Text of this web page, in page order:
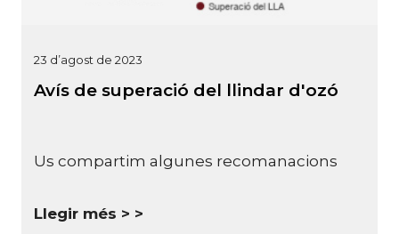
23 d’agost de 2023
Avís de superació del llindar d'ozó
Us compartim algunes recomanacions
Llegir més >